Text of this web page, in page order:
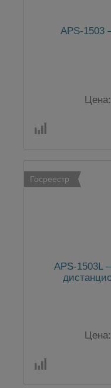
APS-1503
Цена:
Госреестр
APS-1503L
Цена: